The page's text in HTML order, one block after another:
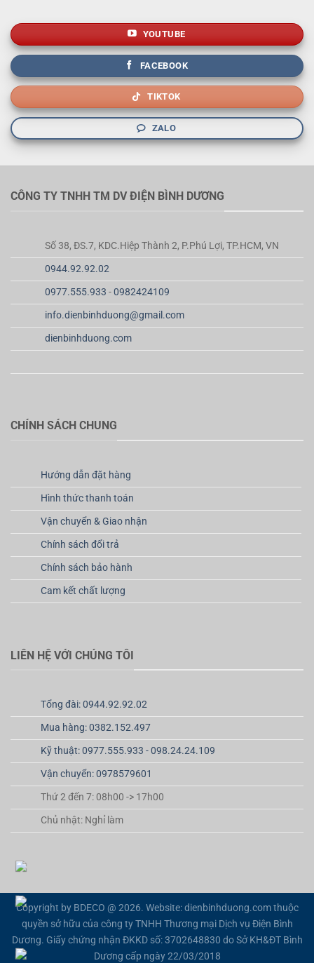
YOUTUBE
FACEBOOK
TIKTOK
ZALO
CÔNG TY TNHH TM DV ĐIỆN BÌNH DƯƠNG
Số 38, ĐS.7, KDC.Hiệp Thành 2, P.Phú Lợi, TP.HCM, VN
0944.92.92.02
0977.555.933 -0982424109
info.dienbinhduong@gmail.com
dienbinhduong.com
CHÍNH SÁCH CHUNG
Hướng dẫn đặt hàng
Hình thức thanh toán
Vận chuyển & Giao nhận
Chính sách đổi trả
Chính sách bảo hành
Cam kết chất lượng
LIÊN HỆ VỚI CHÚNG TÔI
Tổng đài: 0944.92.92.02
Mua hàng: 0382.152.497
Kỹ thuật: 0977.555.933 - 098.24.24.109
Vận chuyển: 0978579601
Thứ 2 đến 7: 08h00 -> 17h00
Chủ nhật: Nghỉ làm
Copyright by BDECO @ 2026. Website: dienbinhduong.com thuộc
quyền sở hữu của công ty TNHH Thương mại Dịch vụ Điện Bình
Dương. Giấy chứng nhận ĐKKD số: 3702648830 do Sở KH&ĐT Bình
Dương cấp ngày 22/03/2018